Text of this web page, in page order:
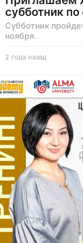
субботник
Субботник
ноября.
2 года назад
д
а
н
а
з
а
д